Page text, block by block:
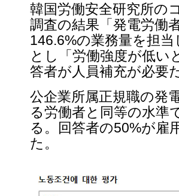
韓国労働安全研究所の
調査の結果「発電労働
146.6%の業務量を担
とし「労働強度が低い
答者が人員補充が必要
公企業所属正規職の発
る労働者と同等の水準
る。回答者の50%が雇
た。